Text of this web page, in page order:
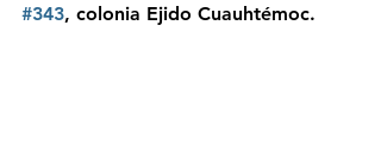
#343, colonia Ejido Cuauhtémoc.